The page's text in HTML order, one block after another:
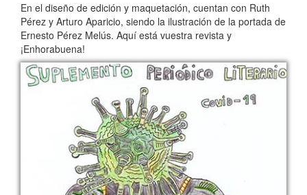
En el diseño de edición y maquetación, cuentan con Ruth
Pérez y Arturo Aparicio, siendo la ilustración de la portada de
Ernesto Pérez Melús. Aquí está vuestra revista y
¡Enhorabuena!